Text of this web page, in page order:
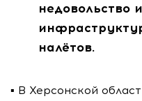
недовольство
налётов.
▪️ В Херсонской